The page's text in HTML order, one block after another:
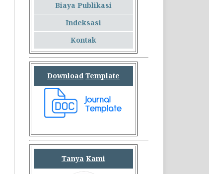
Biaya Publikasi
Indeksasi
Kontak
Download Template
Tanya Kami